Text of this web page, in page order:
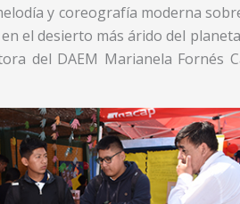
y coreografía moderna
el desierto más árido del
del DAEM Marianela Fornés